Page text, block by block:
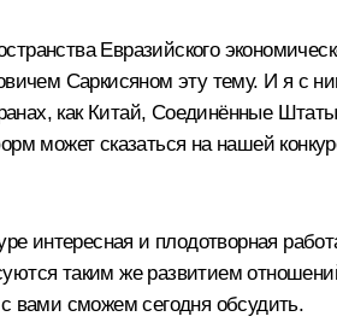
Евразийского
Саркисяном эту тему. И я с
как Китай, Соединённые
может сказаться на нашей
интересная и плодотворная
таким же развитием
вами сможем сегодня обсудить.